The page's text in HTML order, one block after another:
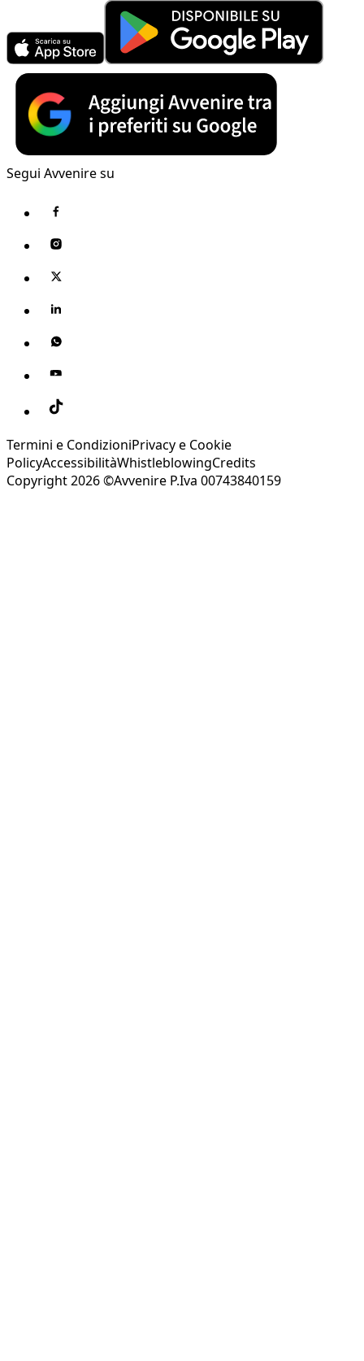
Segui Avvenire su
Termini e CondizioniPrivacy e Cookie
PolicyAccessibilitàWhistleblowingCredits
Copyright 2026 ©Avvenire P.Iva 00743840159